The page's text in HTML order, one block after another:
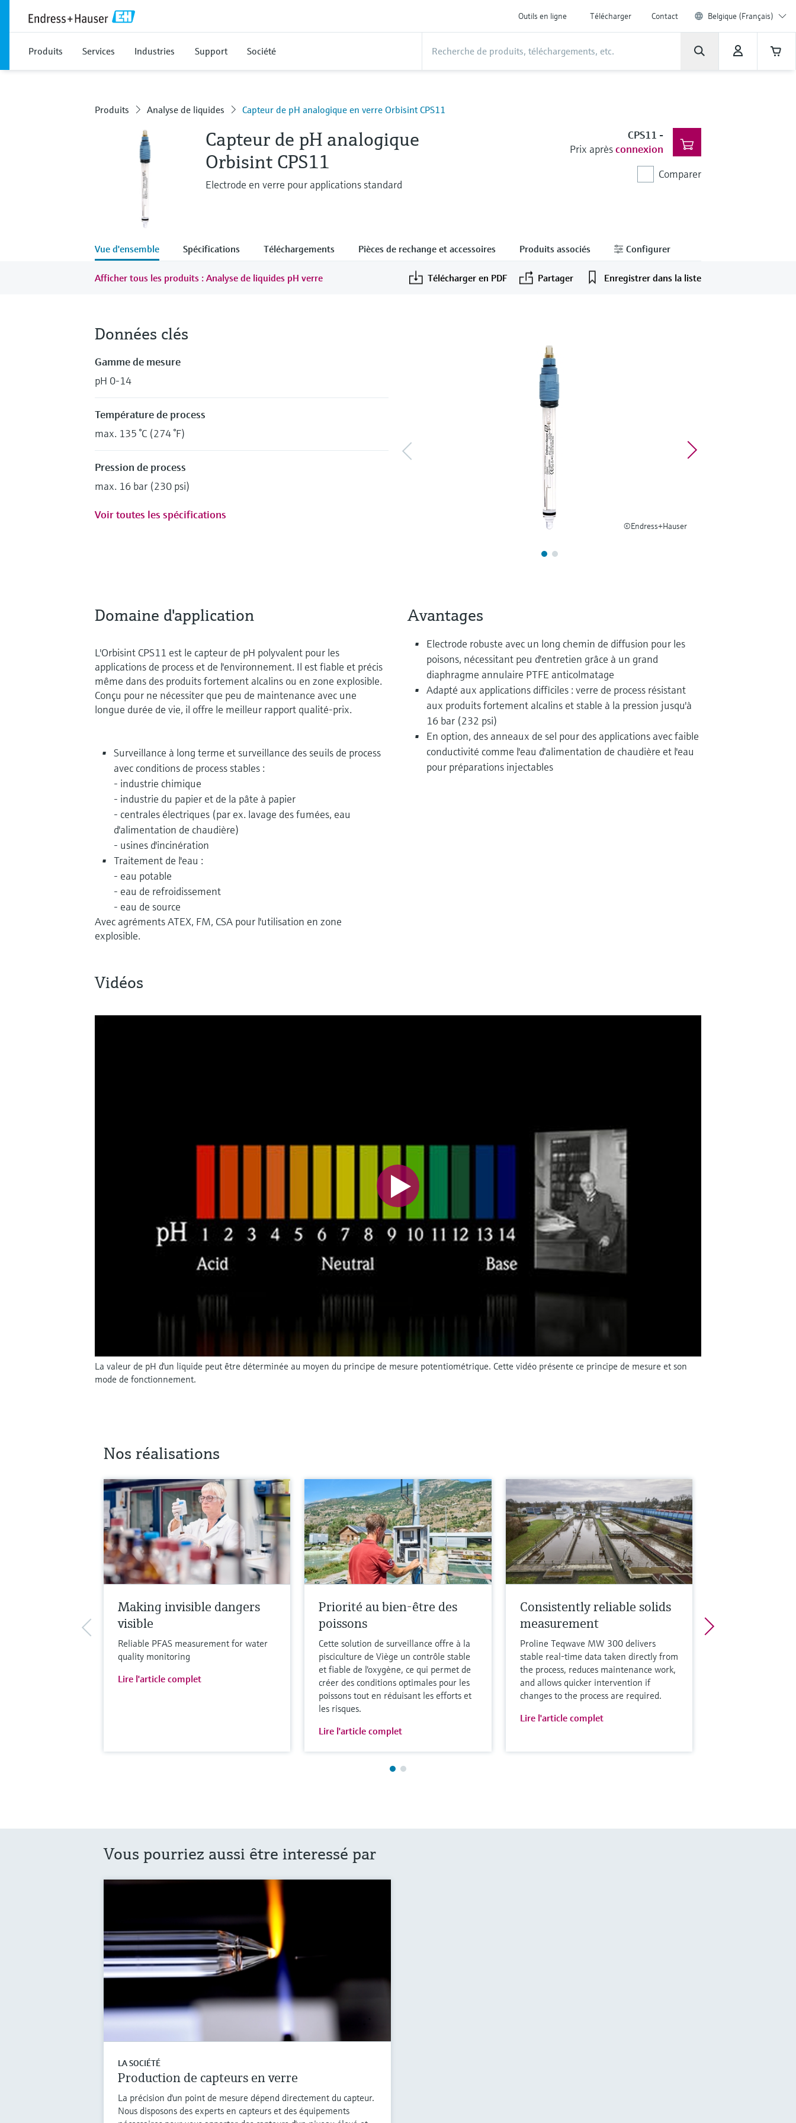
Outils en ligne Télécharger Contact Belgique (Français)
Produits Services Industries Support Société
Produits Analyse de liquides Capteur de pH analogique en verre Orbisint CPS11
Capteur de pH analogique
Orbisint CPS11
Electrode en verre pour applications standard
CPS11 -
Prix aprèsconnexion
Comparer
Vue d'ensemble Spécifications Téléchargements Pièces de rechange et accessoires Produits associés Configurer
Afficher tous les produits : Analyse de liquides pH verre Télécharger en PDF Partager Enregistrer dans la liste
©Endress+Hauser
Données clés
Gamme de mesure
pH 0-14
Température de process
max. 135 °C (274 °F)
Pression de process
max. 16 bar (230 psi)
Voir toutes les spécifications
Domaine d'application
L'Orbisint CPS11 est le capteur de pH polyvalent pour les
applications de process et de l'environnement. Il est fiable et précis
même dans des produits fortement alcalins ou en zone explosible.
Conçu pour ne nécessiter que peu de maintenance avec une
longue durée de vie, il offre le meilleur rapport qualité-prix.
Surveillance à long terme et surveillance des seuils de process
avec conditions de process stables :
- industrie chimique
- industrie du papier et de la pâte à papier
- centrales électriques (par ex. lavage des fumées, eau
d'alimentation de chaudière)
- usines d'incinération
Traitement de l'eau :
- eau potable
- eau de refroidissement
- eau de source
Avec agréments ATEX, FM, CSA pour l'utilisation en zone
explosible.
Avantages
Electrode robuste avec un long chemin de diffusion pour les
poisons, nécessitant peu d'entretien grâce à un grand
diaphragme annulaire PTFE anticolmatage
Adapté aux applications difficiles : verre de process résistant
aux produits fortement alcalins et stable à la pression jusqu'à
16 bar (232 psi)
En option, des anneaux de sel pour des applications avec faible
conductivité comme l'eau d'alimentation de chaudière et l'eau
pour préparations injectables
Vidéos
La valeur de pH d'un liquide peut être déterminée au moyen du principe de mesure potentiométrique. Cette vidéo présente ce principe de mesure et son
mode de fonctionnement.
Nos réalisations
Making invisible dangers
visible
Reliable PFAS measurement for water
quality monitoring
Lire l'article complet
Priorité au bien-être des
poissons
Cette solution de surveillance offre à la
pisciculture de Viège un contrôle stable
et fiable de l'oxygène, ce qui permet de
créer des conditions optimales pour les
poissons tout en réduisant les efforts et
les risques.
Lire l'article complet
Consistently reliable solids
measurement
Proline Teqwave MW 300 delivers
stable real-time data taken directly from
the process, reduces maintenance work,
and allows quicker intervention if
changes to the process are required.
Lire l'article complet
Vous pourriez aussi être interessé par
LA SOCIÉTÉ
Production de capteurs en verre
La précision d'un point de mesure dépend directement du capteur.
Nous disposons des experts en capteurs et des équipements